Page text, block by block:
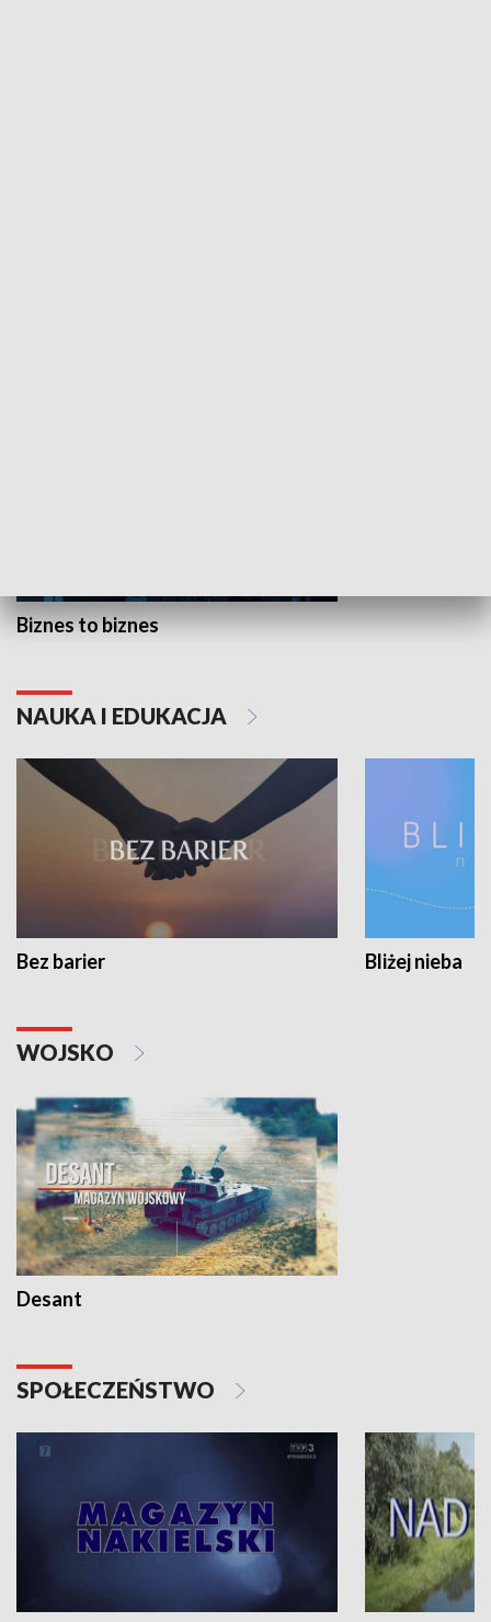
Biznes to biznes
NAUKA I EDUKACJA
Bez barier Bliżej nieba
WOJSKO
Desant
SPOŁECZEŃSTWO